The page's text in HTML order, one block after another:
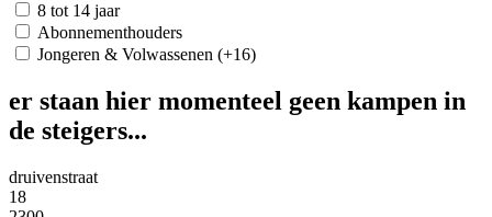
8 tot 14 jaar
Abonnementhouders
Jongeren & Volwassenen (+16)
er staan hier momenteel geen kampen in
de steigers...
druivenstraat
18